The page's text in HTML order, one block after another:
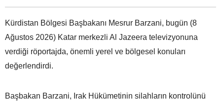
Kürdistan Bölgesi Başbakanı Mesrur Barzani, bugün (8
Ağustos 2026) Katar merkezli Al Jazeera televizyonuna
verdiği röportajda, önemli yerel ve bölgesel konuları
değerlendirdi.
Başbakan Barzani, Irak Hükümetinin silahların kontrolünü